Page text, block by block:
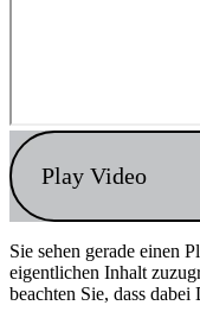
Play Video
Sie sehen gerade einen
eigentlichen Inhalt
beachten Sie, dass